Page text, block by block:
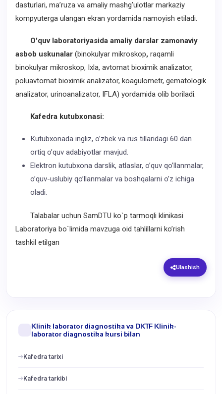
dasturlari, ma’ruza va amaliy mashg’ulotlar markaziy
kompyuterga ulangan ekran yordamida namoyish etiladi.
O'quv laboratoriyasida amaliy darslar zamonaviy
asbob uskunalar (binokulyar mikroskop, raqamli
binokulyar mikroskop, Ixla, avtomat bioximik analizator,
poluavtomat bioximik analizator, koagulometr, gematologik
analizator, urinoanalizator, IFLA) yordamida olib boriladi.
Kafedra kutubxonasi:
Кutubxonada ingliz, o’zbek va rus tillaridagi 60 dan
ortiq o’quv adabiyotlar mavjud.
Elektron kutubxona darslik, atlaslar, o’quv qo’llanmalar,
o’quv-uslubiy qo’llanmalar va boshqalarni o’z ichiga
oladi.
Talabalar uchun SamDTU ko`p tarmoqli klinikasi
Laboratoriya bo`limida mavzuga oid tahlillarni ko’rish
tashkil etilgan
Ulashish
Klinik laborator diagnostika va DKTF Klinik-
laborator diagnostika kursi bilan
Kafedra tarixi
Kafedra tarkibi